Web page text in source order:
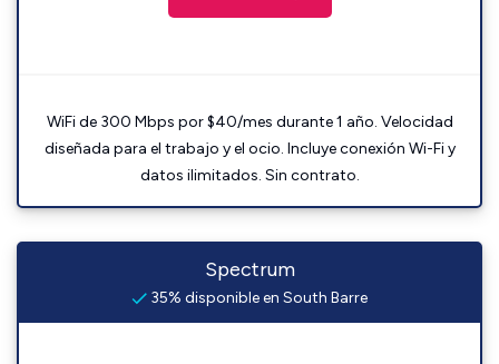
WiFi de 300 Mbps por $40/mes durante 1 año. Velocidad
diseñada para el trabajo y el ocio. Incluye conexión Wi-Fi y
datos ilimitados. Sin contrato.
Spectrum
35% disponible en South Barre